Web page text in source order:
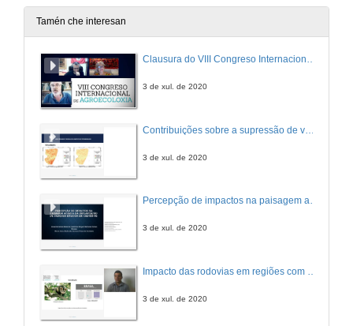
26 de xuño de 2014
Tamén che interesan
Clausura do VIII Congreso Internacional de Agroecoloxía
3 de xul. de 2020
3 de xul. de 2020
Percepção de impactos na paisagem acerca da implantação de parques eólicos em Caetés – Pernambuco no nordeste brasileiro
3 de xul. de 2020
3 de xul. de 2020